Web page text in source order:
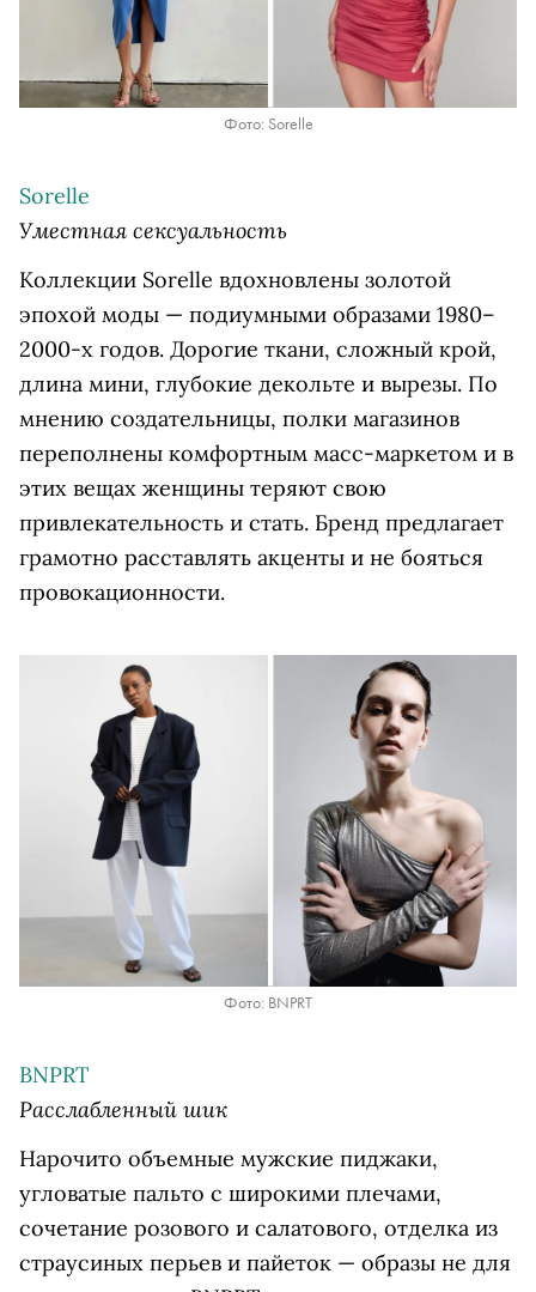
Фото: Sorelle
Sorelle
Уместная сексуальность
Коллекции Sorelle вдохновлены золотой
эпохой моды — подиумными образами 1980–
2000-х годов. Дорогие ткани, сложный крой,
длина мини, глубокие декольте и вырезы. По
мнению создательницы, полки магазинов
переполнены комфортным масс-маркетом и в
этих вещах женщины теряют свою
привлекательность и стать. Бренд предлагает
грамотно расставлять акценты и не бояться
провокационности.
Фото: BNPRT
BNPRT
Расслабленный шик
Нарочито объемные мужские пиджаки,
угловатые пальто с широкими плечами,
сочетание розового и салатового, отделка из
страусиных перьев и пайеток — образы не для